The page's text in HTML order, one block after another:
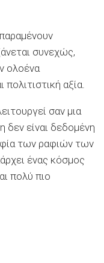
συνεχώς,
ολοένα
αξία.
σαν μια
δεν είναι δεδομένη
των ραφιών των
ένας κόσμος
πολύ πιο